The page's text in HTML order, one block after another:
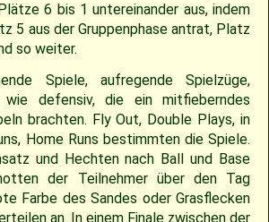
6 bis 1 untereinander aus, indem
5 aus der Gruppenphase antrat, Platz
so weiter.
Spiele, aufregende Spielzüge,
defensiv, die ein mitfieberndes
brachten. Fly Out, Double Plays, in
Home Runs bestimmten die Spiele.
und Hechten nach Ball und Base
der Teilnehmer über den Tag
Farbe des Sandes oder Grasflecken
an. In einem Finale zwischen der
27.04.2019 – Jugendspiel in Gammertingen
06.05.2017 – Jugendspiel in Sindelfingen
08.04.2017 – Pokalauftakt gegen die Freiburg Knights
04.03.2017 – Jugendausflug Sensapolis
03.03.2017 – Jahreshauptversammlung